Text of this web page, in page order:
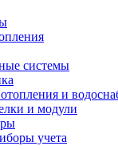
системы
и
и модули
учета